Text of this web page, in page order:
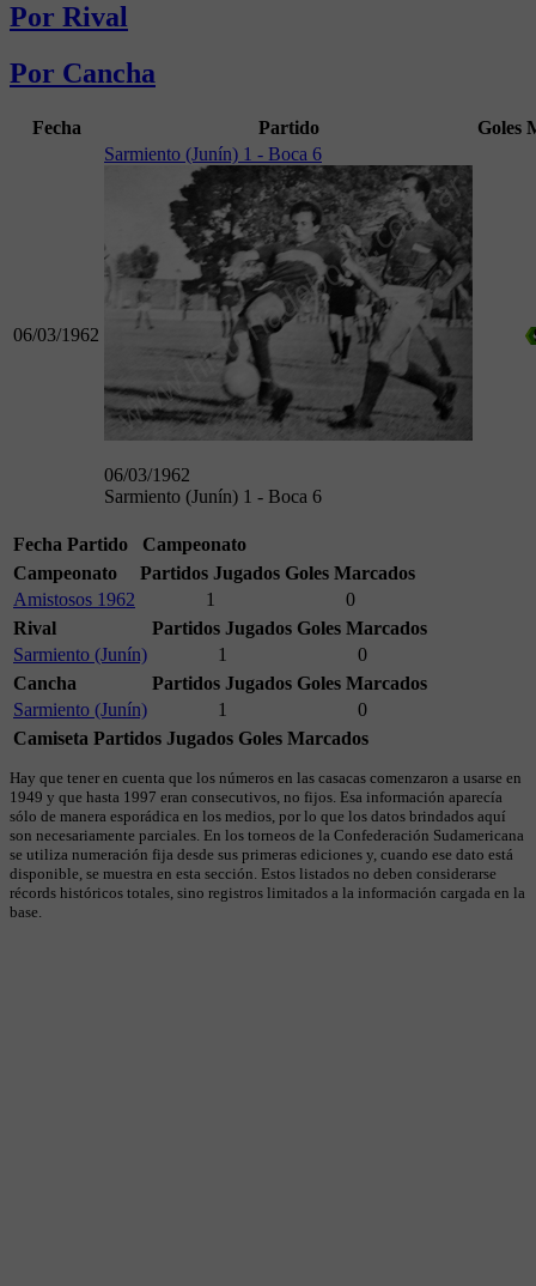
Por Rival
Por Cancha
Fecha Partido Goles
06/03/1962
Sarmiento (Junín) 1 - Boca 6
06/03/1962
Sarmiento (Junín) 1 - Boca 6
Fecha Partido
Campeonato
Campeonato
Partidos Jugados Goles Marcados
Amistosos 1962
1
0
Rival
Partidos Jugados Goles Marcados
Sarmiento (Junín)
1
0
Cancha
Partidos Jugados Goles Marcados
Sarmiento (Junín)
1
0
Camiseta Partidos Jugados Goles Marcados
Hay que tener en cuenta que los números en las casacas comenzaron a usarse en
1949 y que hasta 1997 eran consecutivos, no fijos. Esa información aparecía
sólo de manera esporádica en los medios, por lo que los datos brindados aquí
son necesariamente parciales. En los torneos de la Confederación Sudamericana
se utiliza numeración fija desde sus primeras ediciones y, cuando ese dato está
disponible, se muestra en esta sección. Estos listados no deben considerarse
récords históricos totales, sino registros limitados a la información cargada en la
base.